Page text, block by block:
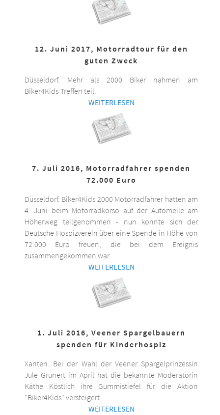
12. Juni 2017, Motorradtour für den
guten Zweck
Düsseldorf. Mehr als 2000 Biker nahmen am
Biker4Kids-Treffen teil.
WEITERLESEN
7. Juli 2016, Motorradfahrer spenden
72.000 Euro
Düsseldorf. Biker4Kids 2000 Motorradfahrer hatten am
4. Juni beim Motorradkorso auf der Automeile am
Höherweg teilgenommen - nun konnte sich der
Deutsche Hospizverein über eine Spende in Höhe von
72.000 Euro freuen, die bei dem Ereignis
zusammengekommen war.
WEITERLESEN
1. Juli 2016, Veener Spargelbauern
spenden für Kinderhospiz
Xanten. Bei der Wahl der Veener Spargelprinzessin
Jule Grunert im April hat die bekannte Moderatorin
Käthe Köstlich ihre Gummistiefel für die Aktion
"Biker4Kids" versteigert.
WEITERLESEN